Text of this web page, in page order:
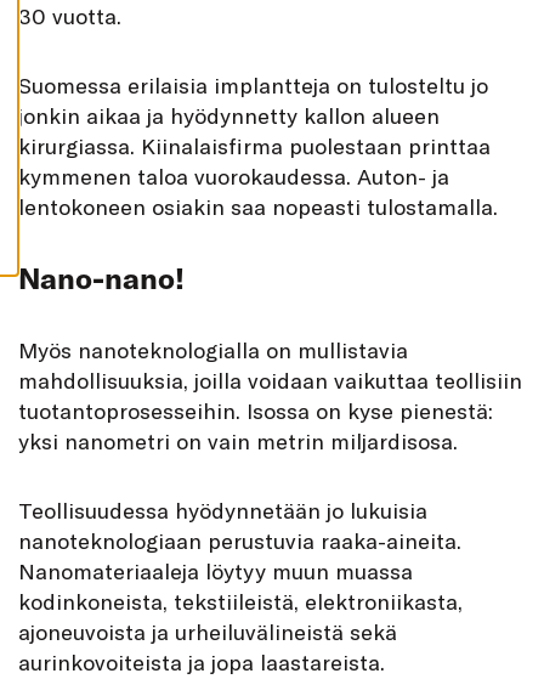
A
I
E
V
Ä
S
T
E
30 vuotta.
Suomessa erilaisia implantteja on tulosteltu jo
jonkin aikaa ja hyödynnetty kallon alueen
kirurgiassa. Kiinalaisfirma puolestaan printtaa
kymmenen taloa vuorokaudessa. Auton- ja
lentokoneen osiakin saa nopeasti tulostamalla.
Nano-nano!
Myös nanoteknologialla on mullistavia
mahdollisuuksia, joilla voidaan vaikuttaa teollisiin
tuotantoprosesseihin. Isossa on kyse pienestä:
yksi nanometri on vain metrin miljardisosa.
Teollisuudessa hyödynnetään jo lukuisia
nanoteknologiaan perustuvia raaka-aineita.
Nanomateriaaleja löytyy muun muassa
kodinkoneista, tekstiileistä, elektroniikasta,
ajoneuvoista ja urheiluvälineistä sekä
aurinkovoiteista ja jopa laastareista.